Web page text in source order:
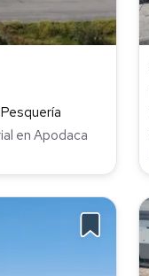
en Apodaca